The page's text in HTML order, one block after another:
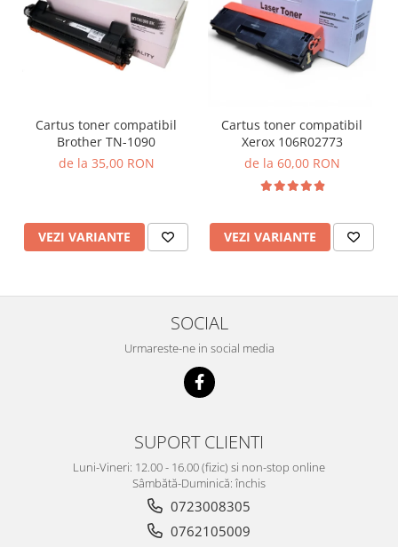
Cartus toner compatibil
Brother TN-1090
de la 35,00 RON
VEZI VARIANTE
Cartus toner compatibil
Xerox 106R02773
de la 60,00 RON
VEZI VARIANTE
SOCIAL
Urmareste-ne in social media
SUPORT CLIENTI
Luni-Vineri: 12.00 - 16.00 (fizic) si non-stop online
Sâmbătă-Duminică: închis
0723008305
0762105009